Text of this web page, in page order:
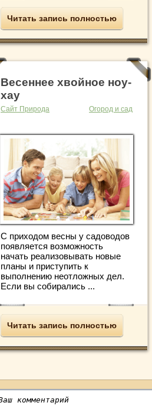
Читать запись полностью
Весеннее хвойное ноу-
хау
Сайт Природа Огород и сад
С приходом весны у садоводов
появляется возможность
начать реализовывать новые
планы и приступить к
выполнению неотложных дел.
Если вы собирались ...
Читать запись полностью